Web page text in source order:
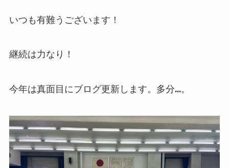
いつも有難うございます！
継続は力なり！
今年は真面目にブログ更新します。多分…。